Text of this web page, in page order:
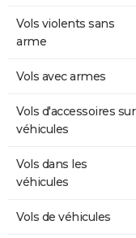
Vols violents sans
arme
Vols avec armes
Vols d'accessoires sur
véhicules
Vols dans les
véhicules
Vols de véhicules